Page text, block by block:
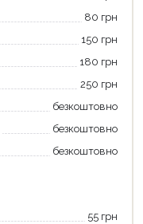
80 грн
150 грн
180 грн
250 грн
безкоштовно
безкоштовно
безкоштовно
55 грн